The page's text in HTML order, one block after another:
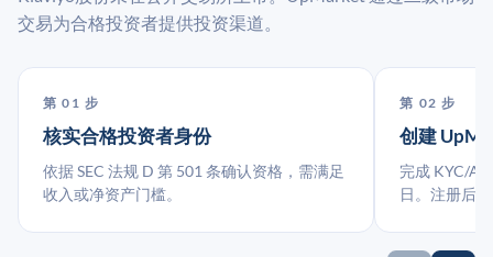
交易为合格投资者提供投资渠道。
第 01 步
核实合格投资者身份
依据 SEC 法规 D 第 501 条确认资格，需满足
收入或净资产门槛。
第 02 步
创建
完成 KYC/
日。注册后